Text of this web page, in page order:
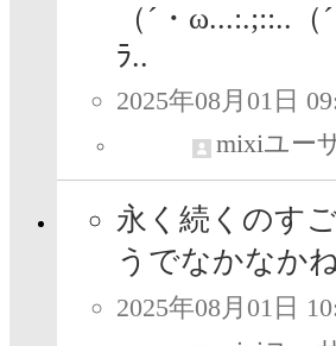
（´・ω...:.;::..
ﾗ..
2025年08月01日
mixiユー
永く続くのす
うでなかなか
2025年08月01日